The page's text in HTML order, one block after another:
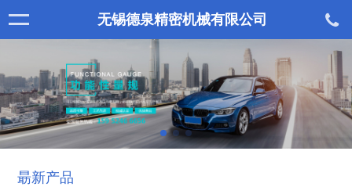
无锡德泉精密机械有限公司
朂新产品